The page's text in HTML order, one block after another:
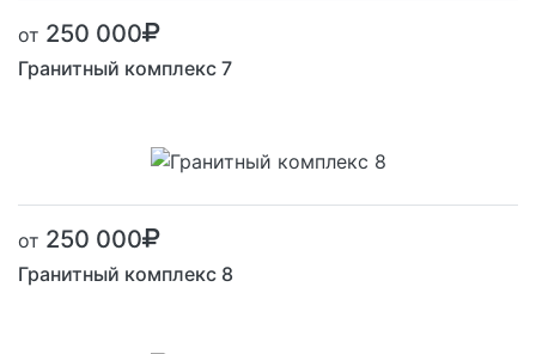
от 250 000
Гранитный комплекс 7
от 250 000
Гранитный комплекс 8